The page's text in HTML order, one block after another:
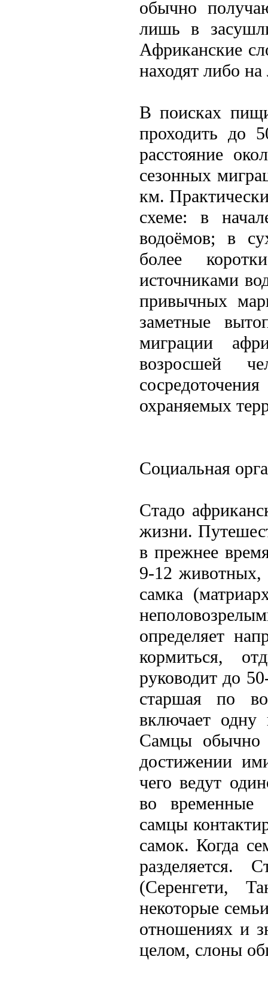
обычно
лишь в
Африканские
находят либо
В поисках
проходить до
расстояние
сезонных
км.
схеме: в
водоёмов; в
болeе
источниками
привычных
заметные
миграции
возросшей
охраняемых
Социальная
Стадо
жизни.
в прежнее
9-12 животных,
самка
определяет
кормиться,
руководит до
старшая по
включает одну
Самцы обычно
достижении
чего ведут
во временные
самцы
самок. Когда
разделяется.
(Серенгети,
некоторые
отношениях и
целом, слоны